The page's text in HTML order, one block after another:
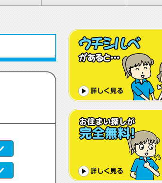
ついて
老人ホーム探しが完全無料の理由
老人ホーム探し無料相談の流れ
ウチシルベのメリット
ウチシルベFC加盟について
老人ホームの種
い・・
どんな人が入
希望してもなか
体調や病状が悪
ますか？
認知症でも入れ